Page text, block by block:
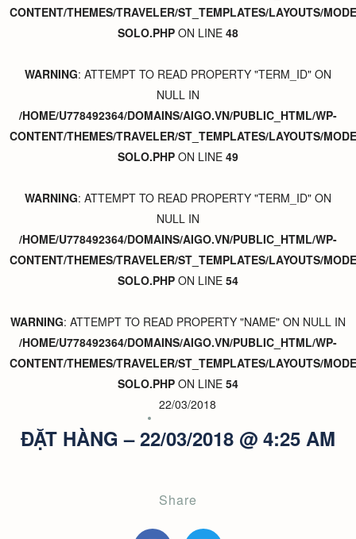
CONTENT/THEMES/TRAVELER/ST_TEMPLATES/LAYOUTS/
SOLO.PHP ON LINE 48
WARNING: ATTEMPT TO READ PROPERTY "TERM_ID" ON
NULL IN
/HOME/U778492364/DOMAINS/AIGO.VN/PUBLIC_HTML/WP-
CONTENT/THEMES/TRAVELER/ST_TEMPLATES/LAYOUTS/
SOLO.PHP ON LINE 49
WARNING: ATTEMPT TO READ PROPERTY "TERM_ID" ON
NULL IN
/HOME/U778492364/DOMAINS/AIGO.VN/PUBLIC_HTML/WP-
CONTENT/THEMES/TRAVELER/ST_TEMPLATES/LAYOUTS/
SOLO.PHP ON LINE 54
WARNING: ATTEMPT TO READ PROPERTY "NAME" ON NULL IN
/HOME/U778492364/DOMAINS/AIGO.VN/PUBLIC_HTML/WP-
CONTENT/THEMES/TRAVELER/ST_TEMPLATES/LAYOUTS/
SOLO.PHP ON LINE 54
22/03/2018
ĐẶT HÀNG – 22/03/2018 @ 4:25 AM
Share